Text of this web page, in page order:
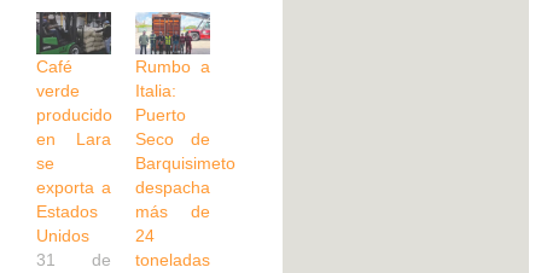
Café
verde
producido
en Lara
se
exporta a
Estados
Unidos
31 de
Rumbo a
Italia:
Puerto
Seco de
Barquisimeto
despacha
más de
24
toneladas